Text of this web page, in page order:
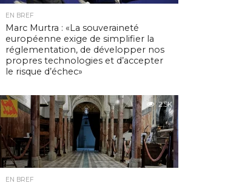
EN BREF
Marc Murtra : «La souveraineté
européenne exige de simplifier la
réglementation, de développer nos
propres technologies et d’accepter
le risque d’échec»
2.5K
EN BREF